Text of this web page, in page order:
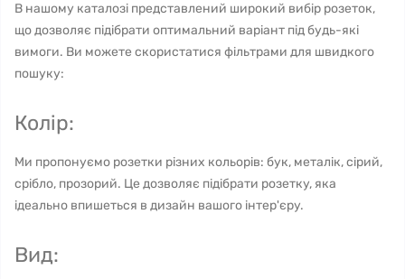
В нашому каталозі представлений широкий вибір розеток,
що дозволяє підібрати оптимальний варіант під будь-які
вимоги. Ви можете скористатися фільтрами для швидкого
пошуку:
Колір:
Ми пропонуємо розетки різних кольорів: бук, металік, сірий,
срібло, прозорий. Це дозволяє підібрати розетку, яка
ідеально впишеться в дизайн вашого інтер'єру.
Вид: